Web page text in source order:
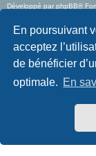
En poursuivant
acceptez
de bénéficier
optimale. En
Développé par phpBB®
Style
par © Mazeltof
Confidentialité|Conditions